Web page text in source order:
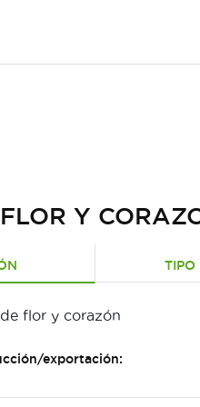
Y
TIPO
flor y corazón
exportación: